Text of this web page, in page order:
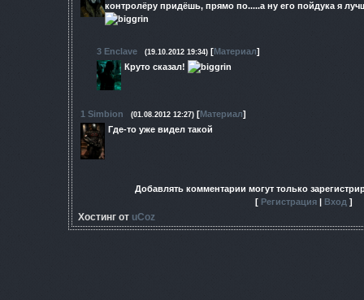
контролёру придёшь, прямо по.....а ну его пойдука я
3 Enclave (19.10.2012 19:34) [Материал]
Круто сказал!
1 Simbion (01.08.2012 12:27) [Материал]
Где-то уже видел такой
Добавлять комментарии могут только
[ Регистрация Вход ]
Хостинг от uCoz